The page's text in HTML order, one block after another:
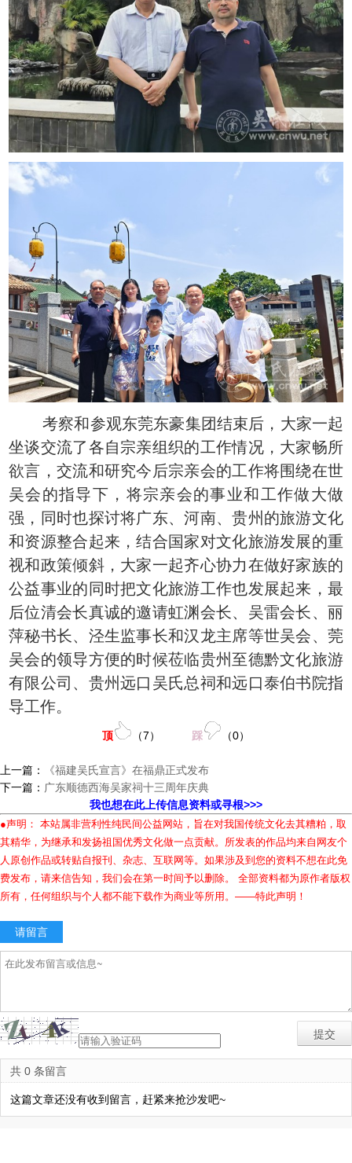
考察和参观东莞东豪集团结束后，大家一起
坐谈交流了各自宗亲组织的工作情况，大家畅所
欲言，交流和研究今后宗亲会的工作将围绕在世
吴会的指导下，将宗亲会的事业和工作做大做
强，同时也探讨将广东、河南、贵州的旅游文化
和资源整合起来，结合国家对文化旅游发展的重
视和政策倾斜，大家一起齐心协力在做好家族的
公益事业的同时把文化旅游工作也发展起来，最
后位清会长真诚的邀请虹渊会长、吴雷会长、丽
萍秘书长、泾生监事长和汉龙主席等世吴会、莞
吴会的领导方便的时候莅临贵州至德黔文化旅游
有限公司、贵州远口吴氏总祠和远口泰伯书院指
导工作。
顶 （7） 踩 （0）
上一篇：
《福建吴氏宣言》在福鼎正式发布
下一篇： 广东顺德西海吴家祠十三周年庆典
我也想在此上传信息资料或寻根>>>
●声明： 本站属非营利性纯民间公益网站，旨在对我国传统文化去其糟粕，取
其精华，为继承和发扬祖国优秀文化做一点贡献。所发表的作品均来自网友个
人原创作品或转贴自报刊、杂志、互联网等。如果涉及到您的资料不想在此免
费发布，请来信告知，我们会在第一时间予以删除。 全部资料都为原作者版权
所有，任何组织与个人都不能下载作为商业等所用。——特此声明！
请留言
共 0 条留言
这篇文章还没有收到留言，赶紧来抢沙发吧~